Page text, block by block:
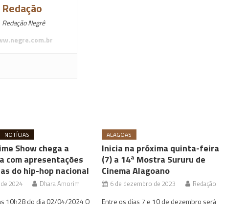
Redação
Redação Negrê
NOTÍCIAS
Show chega a
com apresentações
do hip-hop nacional
2024 Dhara Amorim
10h28 do dia 02/04/2024 O
ALAGOAS
Inicia na próxima quinta-feira
(7) a 14ª Mostra Sururu de
Cinema Alagoano
6 de dezembro de 2023 Redação
Entre os dias 7 e 10 de dezembro será